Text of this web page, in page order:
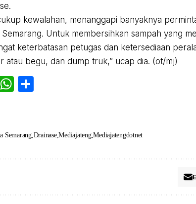
kewalahan, menanggapi banyaknya
Semarang. Untuk membersihkan sampah yang
keterbatasan petugas dan ketersediaan
atau begu, dan dump truk,” ucap dia. (ot/mj)
WhatsApp
Semarang Drainase Mediajateng Mediajatengdotnet